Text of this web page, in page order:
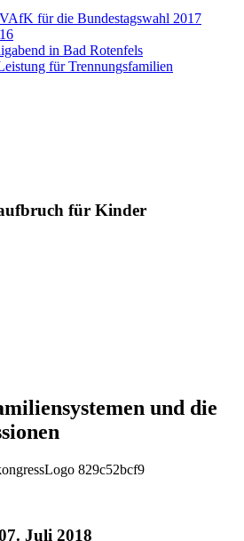
für die Bundestagswahl 2017
in Bad Rotenfels
für Trennungsfamilien
für Kinder
und die
Juli 2018